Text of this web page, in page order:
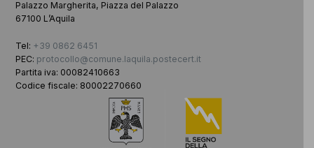
Palazzo Margherita, Piazza del Palazzo
67100 L’Aquila
Tel: +39 0862 6451
PEC: protocollo@comune.laquila.postecert.it
Partita iva: 00082410663
Codice fiscale: 80002270660